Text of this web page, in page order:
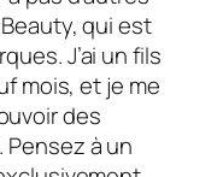
qui est
J’ai un fils
mois, et je me
des
à un